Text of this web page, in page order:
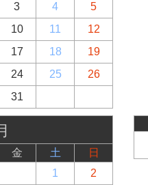
3 4
5
10 11
12
17 18
19
24 25
26
31
金 土
日
1
2